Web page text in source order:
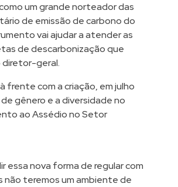
um grande norteador das
de emissão de carbono do
vai ajudar a atender as
de descarbonização que
diretor-geral.
frente com a criação, em julho
gênero e a diversidade no
ao Assédio no Setor
essa nova forma de regular com
não teremos um ambiente de